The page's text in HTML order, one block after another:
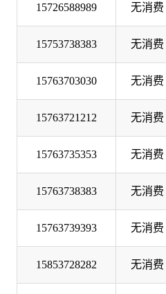
15726588989 无消费
15753738383 无消费
15763703030 无消费
15763721212 无消费
15763735353 无消费
15763738383 无消费
15763739393 无消费
15853728282 无消费